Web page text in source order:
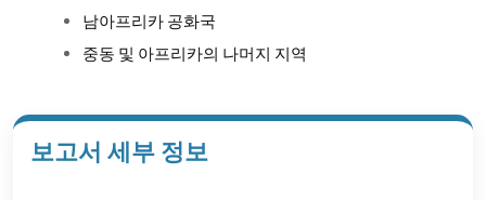
남아프리카 공화국
중동 및 아프리카의 나머지 지역
보고서 세부 정보